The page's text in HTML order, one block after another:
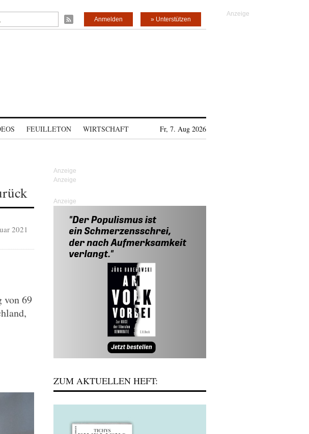
» Unterstützen
Anmelden
FEUILLETON WIRTSCHAFT Fr, 7. Aug 2026
2021
von 69
Anzeige
ZUM AKTUELLEN HEFT: